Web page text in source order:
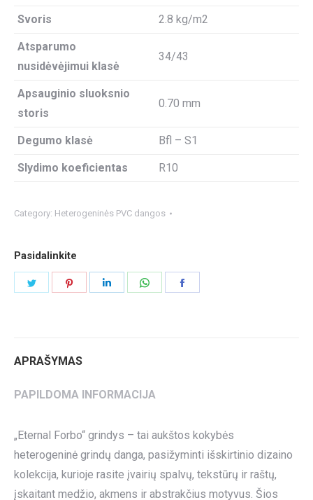
Svoris 2.8 kg/m2
Atsparumo
nusidėvėjimui klasė
34/43
Apsauginio sluoksnio
storis
0.70 mm
Degumo klasė Bfl – S1
Slydimo koeficientas R10
Category: Heterogeninės PVC dangos
Pasidalinkite
APRAŠYMAS
PAPILDOMA INFORMACIJA
„Eternal Forbo“ grindys – tai aukštos kokybės
heterogeninė grindų danga, pasižyminti išskirtinio dizaino
kolekcija, kurioje rasite įvairių spalvų, tekstūrų ir raštų,
įskaitant medžio, akmens ir abstrakčius motyvus. Šios